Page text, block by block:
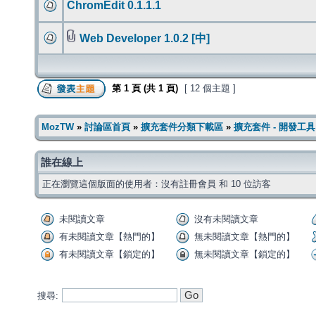
ChromEdit 0.1.1.1
Web Developer 1.0.2 [中]
第 1 頁 (共 1 頁) [ 12 個主題 ]
MozTW» 討論區首頁 » 擴充套件分類下載區 » 擴充套件 - 開發工具
誰在線上
正在瀏覽這個版面的使用者：沒有註冊會員 和 10 位訪客
未閱讀文章 沒有未閱讀文章
有未閱讀文章【熱門的】
無未閱讀文章【熱門的】
有未閱讀文章【鎖定的】
無未閱讀文章【鎖定的】
搜尋: